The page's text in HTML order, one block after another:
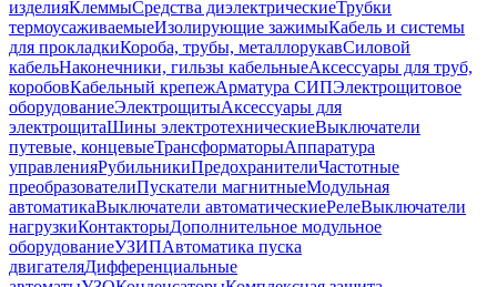
изделияКлеммыСредства диэлектрическиеТрубки
термоусаживаемыеИзолирующие зажимыКабель и системы
для прокладкиКороба, трубы, металлорукавСиловой
кабельНаконечники, гильзы кабельныеАксессуары для труб,
коробовКабельный крепежАрматура СИПЭлектрощитовое
оборудованиеЭлектрощитыАксессуары для
электрощитаШины электротехническиеВыключатели
путевые, концевыеТрансформаторыАппаратура
управленияРубильникиПредохранителиЧастотные
преобразователиПускатели магнитныеМодульная
автоматикаВыключатели автоматическиеРелеВыключатели
нагрузкиКонтакторыДополнительное модульное
оборудованиеУЗИПАвтоматика пуска
двигателяДифференциальные